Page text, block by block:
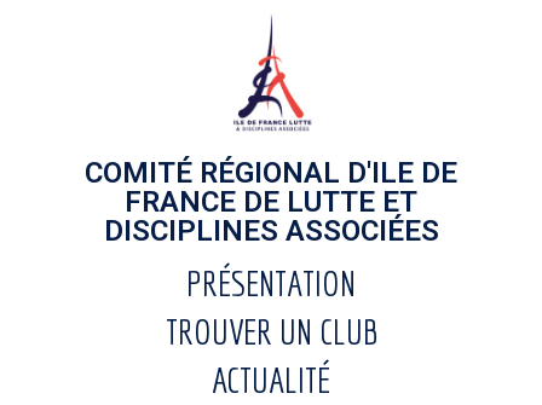
COMITÉ RÉGIONAL D'ILE DE
FRANCE DE LUTTE ET
DISCIPLINES ASSOCIÉES
PRÉSENTATION
TROUVER UN CLUB
ACTUALITÉ